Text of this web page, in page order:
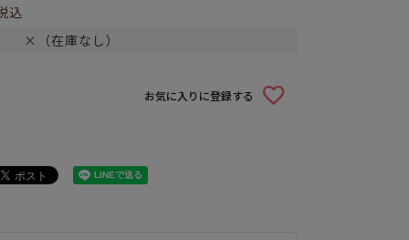
込
×（在庫なし）
お気に入りに登録する